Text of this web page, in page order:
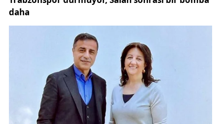
Van’da İpekyolu Caddesi üzerinde bulunan 13 bin
metrekarelik alana sahip DSİ (Devlet Su İşleri) eski
yerleşkesindeki binaların yıkımı süreci başlatıldı.
YENİ VALİLİK BİNASI DSİ YERLEŞKESİNE YAPILACAK
DSİ, yerleşkesindeki binaların yıkım sürecinin
başlamasının ardından yerleşkenin bir bölümüne
yeni valilik binası, diğer bölümüne ise millet